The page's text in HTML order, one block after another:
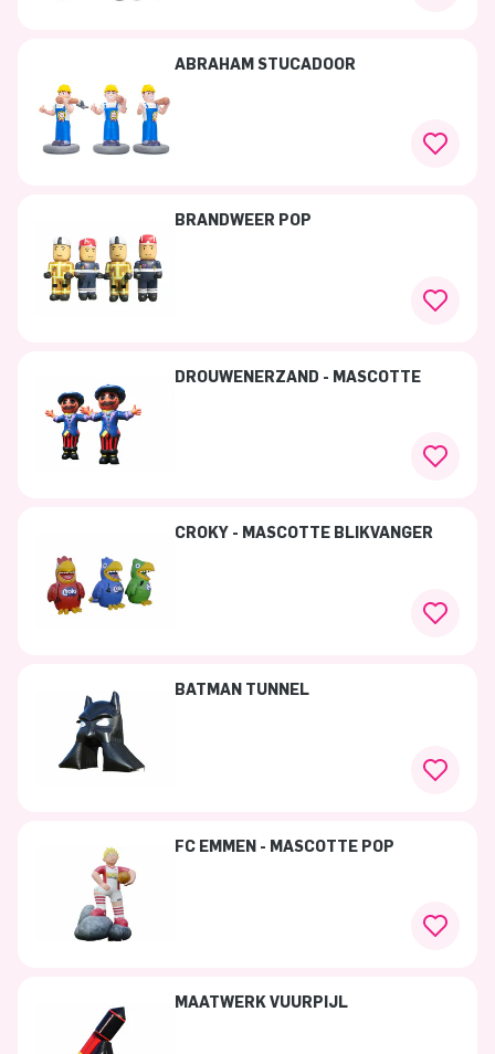
ABRAHAM STUCADOOR
BRANDWEER POP
DROUWENERZAND - MASCOTTE
CROKY - MASCOTTE BLIKVANGER
BATMAN TUNNEL
FC EMMEN - MASCOTTE POP
MAATWERK VUURPIJL